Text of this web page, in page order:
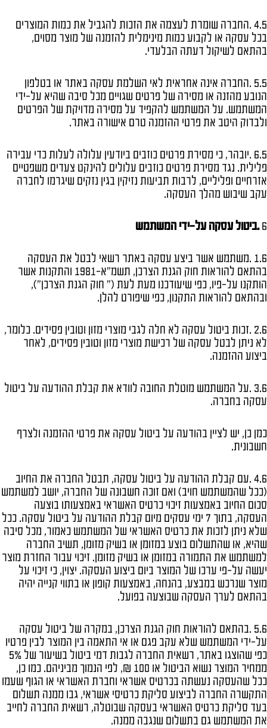
4.5 .החברה שומרת לעצמה את הזכות להגביל את כמות המוצרים
בכל עסקה או לקבוע כמות מינימלית להזמנה של מוצר מסוים,
בהתאם לשיקול דעתה הבלעדי.
5.5 .החברה אינה אחראית לאי השלמת עסקה באתר או בטלפון
הנובע מהזנה או מסירה של פרטים שגויים מכל סיבה שהיא על-ידי
המשתמש. על המשתמש להקפיד על מסירה מדויקת של הפרטים
ולבדוק היטב את פרטי ההזמנה טרם אישורה באתר.
6.5 .יובהר, כי מסירת פרטים כוזבים ביודעין עלולה לעלות כדי עבירה
פלילית. נגד מסירת פרטים כוזבים עלולים להינקט צעדים משפטיים
אזרחיים ופליליים, לרבות תביעות נזיקין בגין נזקים שיגרמו לחברה
עקב שיבוש מהלך העסקה.
6
.ביטול עסקה על-ידי המשתמש
1.6 .משתמש אשר ביצע עסקה באתר רשאי לבטל את העסקה
בהתאם להוראות חוק הגנת הצרכן, תשמ"א-1981 והתקנות אשר
הותקנו על-פיו, כפי שיעודכנו מעת לעת (" חוק הגנת הצרכן"),
ובהתאם להוראות התקנון, כפי שיפורט להלן.
2.6 .זכות ביטול עסקה לא חלה לגבי מוצרי מזון וטובין פסידים. כלומר,
לא ניתן לבטל עסקה של רכישת מוצרי מזון וטובין פסידים, לאחר
ביצוע ההזמנה.
3.6 .על המשתמש מוטלת החובה לוודא את קבלת ההודעה על ביטול
עסקה בחברה.
כמן כן, יש לציין בהודעה על ביטול עסקה את פרטי ההזמנה ולצרף
חשבונית.
4.6 .עם קבלת ההודעה על ביטול עסקה, תבטל החברה את החיוב
(ככל שהמשתמש חויב) ואם זוכה חשבונה של החברה, יושב למשתמש
סכום החיוב באמצעות זיכוי כרטיס האשראי באמצעותו בוצעה
העסקה, בתוך 7 ימי עסקים מיום קבלת ההודעה על ביטול עסקה. ככל
שלא ניתן לזכות את כרטיס האשראי של המשתמש כאמור, מכל סיבה
שהיא, או שהתשלום בוצע במזומן או בשיק מזומן, תשיב החברה
למשתמש את התמורה במזומן או בשיק מזומן. זיכוי עבור החזרת מוצר
יעשה על-פי ערכו של המוצר ביום ביצוע העסקה. יצוין, כי זיכוי על
מוצר שנרכש במבצע, בהנחה, באמצעות קופון או בתווי קנייה יהיה
בהתאם לערך העסקה שבוצעה בפועל.
5.6 .בהתאם להוראות חוק הגנת הצרכן, במקרה של ביטול עסקה
על-ידי המשתמש שלא עקב פגם או אי התאמה בין המוצר לבין פרטיו
כפי שהוצגו באתר, רשאית החברה לגבות דמי ביטול בשיעור של 5%
ממחיר המוצר נשוא הביטול או 100 ₪, לפי הנמוך מביניהם. כמו כן,
ככל שהעסקה נעשתה בכרטיס אשראי וחברת האשראי או הגוף שעמו
התקשרה החברה לביצוע סליקת כרטיסי אשראי, גבו ממנה תשלום
בעד סליקת כרטיס האשראי בעסקה שבוטלה, רשאית החברה לחייב
את המשתמש גם בתשלום שנגבה ממנה.